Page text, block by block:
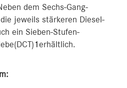
dem Sechs-Gang-
jeweils stärkeren Diesel-
ein Sieben-Stufen-
1 erhältlich.